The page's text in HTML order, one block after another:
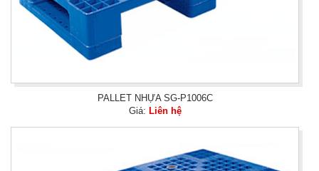
PALLET NHỰA SG-P1006C
Giá: Liên hệ